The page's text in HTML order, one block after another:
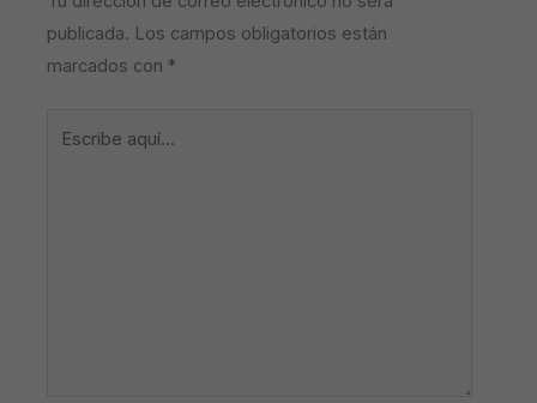
publicada. Los campos obligatorios están
marcados con *